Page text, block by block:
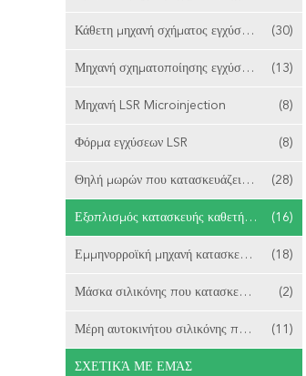
Κάθετη μηχανή σχήματος εγχύσεων LSR (30)
Μηχανή σχηματοποίησης εγχύσεων LSR 2 πυροβοληθείσα (13)
Μηχανή LSR Microinjection (8)
Φόρμα εγχύσεων LSR (8)
Θηλή μωρών που κατασκευάζει τη μηχανή (28)
Εξοπλισμός κατασκευής καθετήρων (16)
Εμμηνορροϊκή μηχανή κατασκευής φλυτζανιών (18)
Μάσκα σιλικόνης που κατασκευάζει τη μηχανή (2)
Μέρη αυτοκινήτου σιλικόνης που κατασκευάζουν τη μηχανή (11)
ΣΧΕΤΙΚΆ ΜΕ ΕΜΆΣ